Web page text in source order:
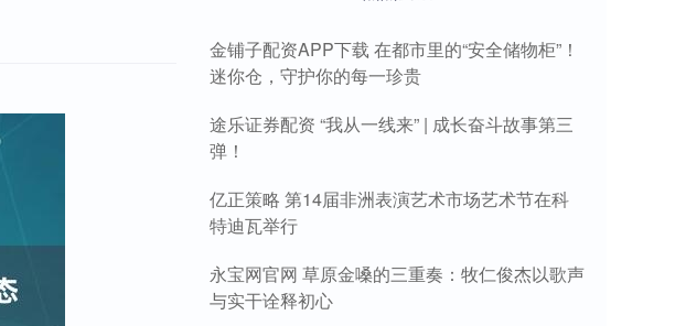
金铺子配资APP下载 在都市里的“安全储物柜”！
迷你仓，守护你的每一珍贵
途乐证券配资 “我从一线来” | 成长奋斗故事第三
弹！
亿正策略 第14届非洲表演艺术市场艺术节在科
特迪瓦举行
永宝网官网 草原金嗓的三重奏：牧仁俊杰以歌声
与实干诠释初心